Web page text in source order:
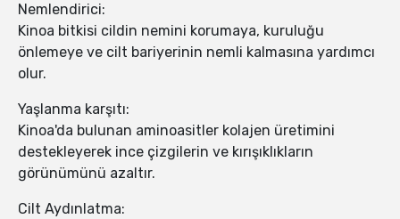
Nemlendirici:
Kinoa bitkisi cildin nemini korumaya, kuruluğu
önlemeye ve cilt bariyerinin nemli kalmasına yardımcı
olur.
Yaşlanma karşıtı:
Kinoa'da bulunan aminoasitler kolajen üretimini
destekleyerek ince çizgilerin ve kırışıklıkların
görünümünü azaltır.
Cilt Aydınlatma: